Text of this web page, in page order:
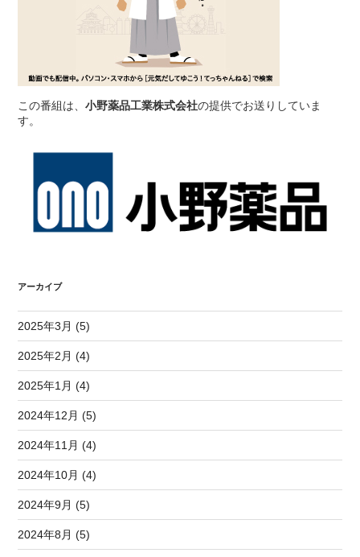
この番組は、小野薬品工業株式会社の提供でお送りしていま
す。
アーカイブ
2025年3月 (5)
2025年2月 (4)
2025年1月 (4)
2024年12月 (5)
2024年11月 (4)
2024年10月 (4)
2024年9月 (5)
2024年8月 (5)